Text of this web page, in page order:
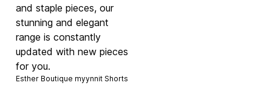
and staple pieces, our
stunning and elegant
range is constantly
updated with new pieces
for you.
Esther Boutique myynnit Shorts